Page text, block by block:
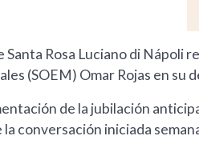
Rosa Luciano di Nápoli
(SOEM) Omar Rojas en su
de la jubilación
conversación iniciada